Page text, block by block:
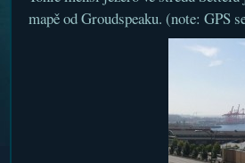
mapě od Groudspeaku. (note: GPS